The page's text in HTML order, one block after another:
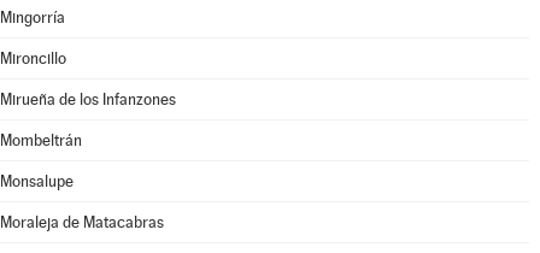
Mingorría
Mironcillo
Mirueña de los Infanzones
Mombeltrán
Monsalupe
Moraleja de Matacabras